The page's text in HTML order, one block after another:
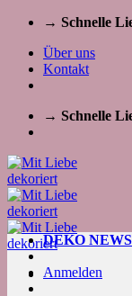
Zum
springen
→ Schnelle
Über uns
Kontakt
→ Schnelle
DEKO NEWS
Anmelden